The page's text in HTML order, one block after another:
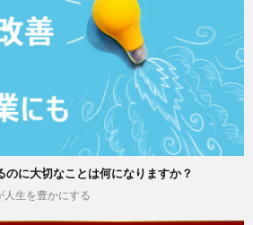
のに大切なことは何になりますか？
人生を豊かにする